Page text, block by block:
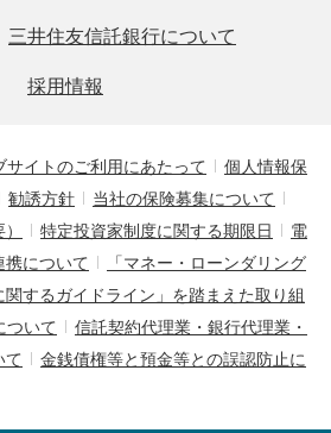
三井住友信託銀行について
採用情報
サイトのご利用にあたって
個人情報保
勧誘方針
当社の保険募集について
特定投資家制度に関する期限日
電
について
「マネー・ローンダリング
するガイドライン」を踏まえた取り組
ついて
信託契約代理業・銀行代理業・
て
金銭債権等と預金等との誤認防止に